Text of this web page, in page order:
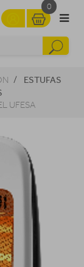
0
ESTUFAS
UFESA